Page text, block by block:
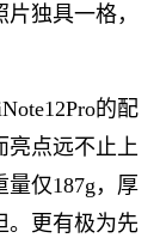
独具一格，
的配
亮点远不止上
仅187g，厚
。更有极为先